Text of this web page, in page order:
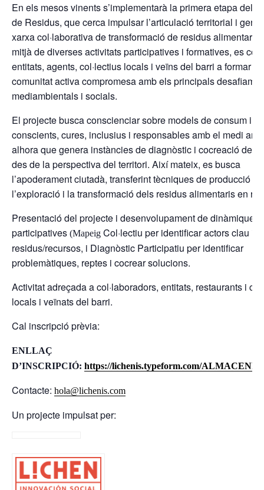
En els mesos vinents s’implementarà la primera etapa del
de Residus, que cerca impulsar l’articulació territorial i
xarxa col·laborativa de transformació de residus
mitjà de diverses activitats participatives i formatives, es
entitats, agents, col·lectius locals i veïns del barri a formar
comunitat activa compromesa amb els principals
mediambientals i socials.
El projecte busca conscienciar sobre models de consum i
conscients, cures, inclusius i responsables amb el medi
alhora que genera instàncies de diagnòstic i cocreació de
des de la perspectiva del territori. Així mateix, es busca
l’apoderament ciutadà, transferint tècniques de producció
l’exploració i la transformació dels residus alimentaris en
Presentació del projecte i desenvolupament de dinàmiques
participatives (Mapeig Col·lectiu per identificar actors clau i
residus/recursos, i Diagnòstic Participatiu per identificar
problemàtiques, reptes i cocrear solucions.
Activitat adreçada a col·laboradors, entitats, restaurants i
locals i veïnats del barri.
Cal inscripció prèvia:
ENLLAÇ
D’INSCRIPCIÓ: https://lichenis.typeform.com/
Contacte: hola@lichenis.com
Un projecte impulsat per: